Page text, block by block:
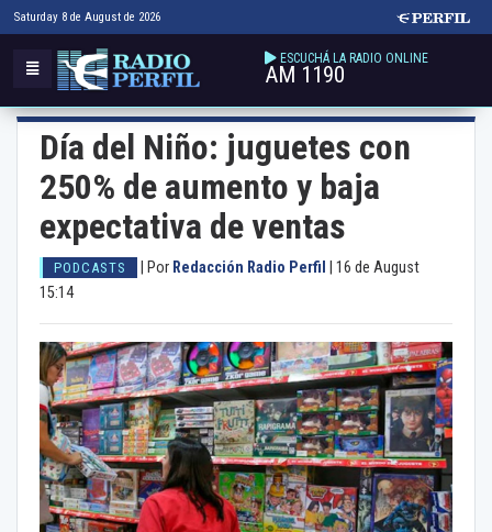
Saturday 8 de August de 2026
ESCUCHÁ LA RADIO ONLINE
AM 1190
Día del Niño: juguetes con
250% de aumento y baja
expectativa de ventas
PODCASTS Por Redacción Radio Perfil
16 de August
15:14